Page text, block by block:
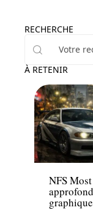
RECHERCHE
À RETENIR
Tech
NFS